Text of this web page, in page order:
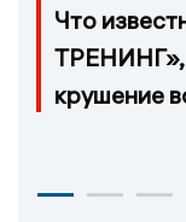
Что
ТРЕНИНГ»,
крушение